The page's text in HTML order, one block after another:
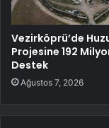
Vezirköprü’de
Projesine 192
Destek
Ağustos 7, 2026